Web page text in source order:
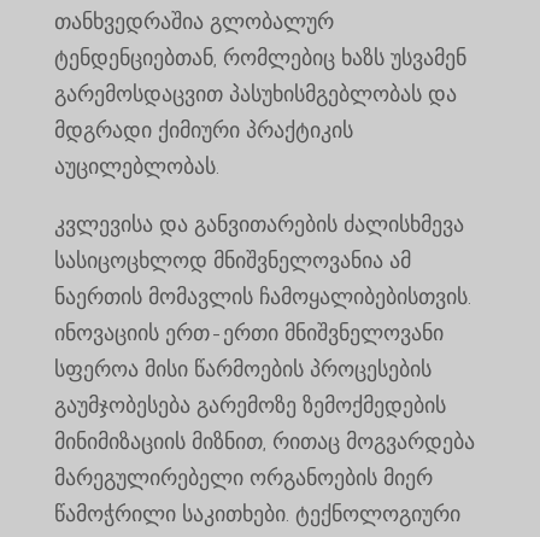
თანხვედრაშია გლობალურ
ტენდენციებთან, რომლებიც ხაზს უსვამენ
გარემოსდაცვით პასუხისმგებლობას და
მდგრადი ქიმიური პრაქტიკის
აუცილებლობას.
კვლევისა და განვითარების ძალისხმევა
სასიცოცხლოდ მნიშვნელოვანია ამ
ნაერთის მომავლის ჩამოყალიბებისთვის.
ინოვაციის ერთ-ერთი მნიშვნელოვანი
სფეროა მისი წარმოების პროცესების
გაუმჯობესება გარემოზე ზემოქმედების
მინიმიზაციის მიზნით, რითაც მოგვარდება
მარეგულირებელი ორგანოების მიერ
წამოჭრილი საკითხები. ტექნოლოგიური